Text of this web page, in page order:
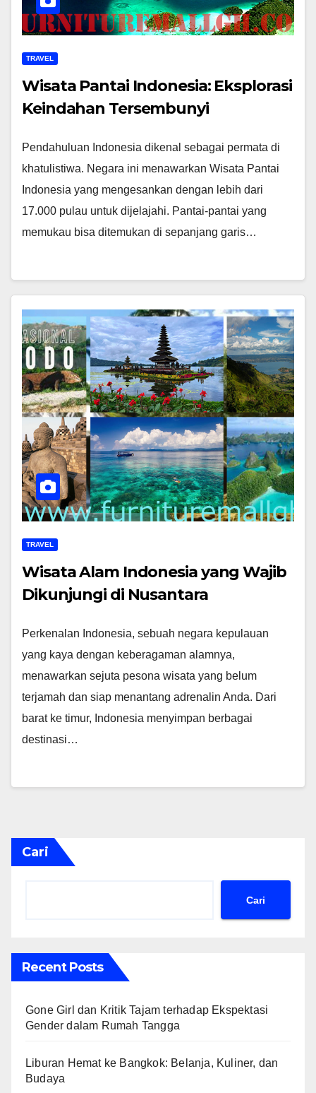
TRAVEL
Wisata Pantai Indonesia: Eksplorasi
Keindahan Tersembunyi
Pendahuluan Indonesia dikenal sebagai permata di
khatulistiwa. Negara ini menawarkan Wisata Pantai
Indonesia yang mengesankan dengan lebih dari
17.000 pulau untuk dijelajahi. Pantai-pantai yang
memukau bisa ditemukan di sepanjang garis…
TRAVEL
Wisata Alam Indonesia yang Wajib
Dikunjungi di Nusantara
Perkenalan Indonesia, sebuah negara kepulauan
yang kaya dengan keberagaman alamnya,
menawarkan sejuta pesona wisata yang belum
terjamah dan siap menantang adrenalin Anda. Dari
barat ke timur, Indonesia menyimpan berbagai
destinasi…
Cari
Cari
Recent Posts
Gone Girl dan Kritik Tajam terhadap Ekspektasi
Gender dalam Rumah Tangga
Liburan Hemat ke Bangkok: Belanja, Kuliner, dan
Budaya